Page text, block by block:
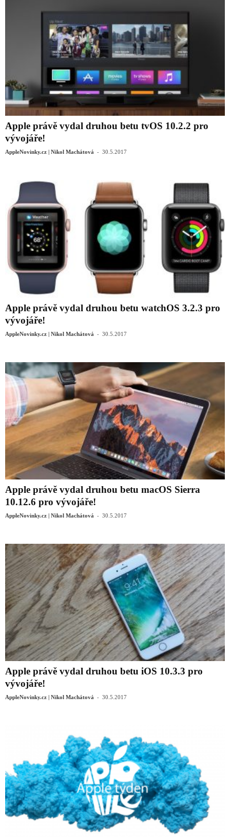
Apple právě vydal druhou betu tvOS 10.2.2 pro
vývojáře!
AppleNovinky.cz | Nikol Machátová - 30.5.2017
Apple právě vydal druhou betu watchOS 3.2.3 pro
vývojáře!
AppleNovinky.cz | Nikol Machátová - 30.5.2017
Apple právě vydal druhou betu macOS Sierra
10.12.6 pro vývojáře!
AppleNovinky.cz | Nikol Machátová - 30.5.2017
Apple právě vydal druhou betu iOS 10.3.3 pro
vývojáře!
AppleNovinky.cz | Nikol Machátová - 30.5.2017